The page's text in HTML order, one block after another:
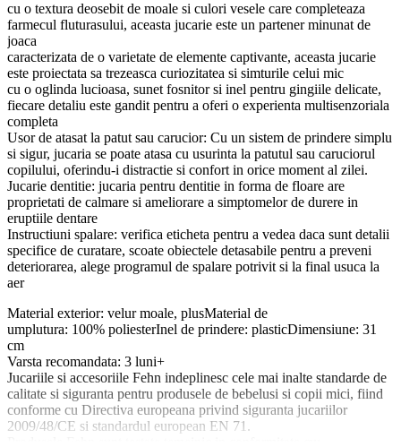
cu o textura deosebit de moale si culori vesele care completeaza
farmecul fluturasului, aceasta jucarie este un partener minunat de
joaca
caracterizata de o varietate de elemente captivante, aceasta jucarie
este proiectata sa trezeasca curiozitatea si simturile celui mic
cu o oglinda lucioasa, sunet fosnitor si inel pentru gingiile delicate,
fiecare detaliu este gandit pentru a oferi o experienta multisenzoriala
completa
Usor de atasat la patut sau carucior: Cu un sistem de prindere simplu
si sigur, jucaria se poate atasa cu usurinta la patutul sau caruciorul
copilului, oferindu-i distractie si confort in orice moment al zilei.
Jucarie dentitie: jucaria pentru dentitie in forma de floare are
proprietati de calmare si ameliorare a simptomelor de durere in
eruptiile dentare
Instructiuni spalare: verifica eticheta pentru a vedea daca sunt detalii
specifice de curatare, scoate obiectele detasabile pentru a preveni
deteriorarea, alege programul de spalare potrivit si la final usuca la
aer
Material exterior: velur moale, plusMaterial de
umplutura: 100% poliesterInel de prindere: plasticDimensiune: 31
cm
Varsta recomandata: 3 luni+
Jucariile si accesoriile Fehn indeplinesc cele mai inalte standarde de
calitate si siguranta pentru produsele de bebelusi si copii mici, fiind
conforme cu Directiva europeana privind siguranta jucariilor
2009/48/CE si standardul european EN 71.